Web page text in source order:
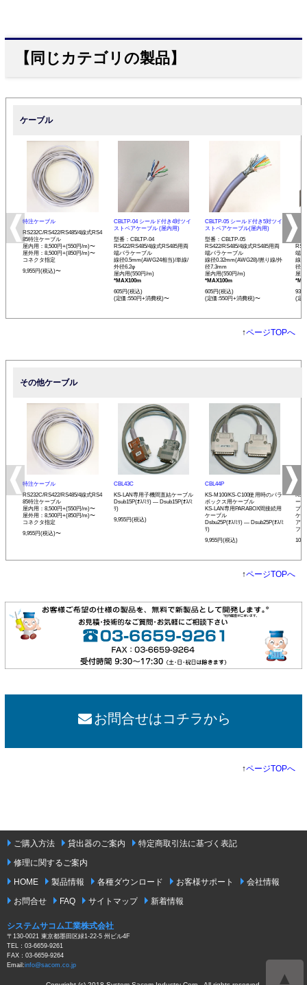
【同じカテゴリの製品】
ケーブル
特注ケーブル
RS232C/RS422/RS485/4線式RS4
85特注ケーブル
屋内用：8,500円+(550円/m)〜
屋外用：8,500円+(850円/m)〜
コネクタ指定
9,955円(税込)〜
CBLTP-04 シールド付き4対ツイ
ストペアケーブル (屋内用)
型番：CBLTP-04
RS422/RS485/4線式RS485用両
端バラケーブル
線径0.5mm(AWG24相当)/単線/
外径6.2φ
屋内用(550円/m)
*MAX100m
605円(税込)
(定価:550円+消費税)〜
CBLTP-05 シールド付き5対ツイ
ストペアケーブル(屋内用)
型番：CBLTP-05
RS422/RS485/4線式RS485用両
端バラケーブル
線径0.32mm(AWG28)/撚り線/外
径7.3mm
屋内用(550円/m)
*MAX100m
605円(税込)
(定価:550円+消費税)〜
イ
端
線
径
屋
935
(定
↑ページTOPへ
その他ケーブル
特注ケーブル
RS232C/RS422/RS485/4線式RS4
85特注ケーブル
屋内用：8,500円+(550円/m)〜
屋外用：8,500円+(850円/m)〜
コネクタ指定
9,955円(税込)〜
CBL43C
KS-LAN専用子機間直結ケーブル
Dsub15P(ｵｽ/ﾐﾘ) ― Dsub15P(ｵｽ/ﾐ
ﾘ)
9,955円(税込)
CBL44P
KS-M100/KS-C100使用時のパラ
ボックス用ケーブル
KS-LAN専用PARABOX間接続用
ケーブル
Dsbu25P(ｵｽ/ﾐﾘ) ― Dsub25P(ｵｽ/ﾐ
ﾘ)
9,955円(税込)
KS-
ー
プ
ケ
ア
フ
↑ページTOPへ
お問合せはコチラから
↑ページTOPへ
▲
ご購入方法 貸出器のご案内
特定商取引法に基づく表記
修理に関するご案内
HOME
製品情報 各種ダウンロード お客様サポート
会社情報
お問合せ
FAQ サイトマップ 新着情報
システムサコム工業株式会社
〒130-0021 東京都墨田区緑1-22-5 州ビル4F
TEL：03-6659-9261
FAX：03-6659-9264
Email:info@sacom.co.jp